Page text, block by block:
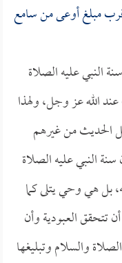
فرب مبلغ أوعى من سامع
النبي عليه الصلاة
الله عز وجل، ولهذا
الحديث من غيرهم
النبي عليه الصلاة
بل هي وحي يتلى كما
تتحقق العبودية وأن
والسلام وتبليغها